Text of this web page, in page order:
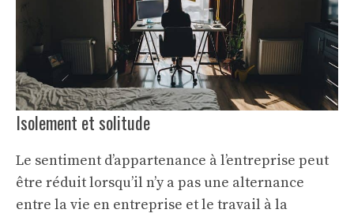
Isolement et solitude
Le sentiment d’appartenance à l’entreprise peut
être réduit lorsqu’il n’y a pas une alternance
entre la vie en entreprise et le travail à la